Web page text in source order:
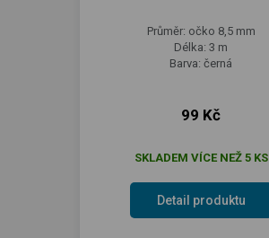
Průměr: očko 8,5 mm
Délka: 3 m
Barva: černá
99 Kč
SKLADEM VÍCE NEŽ 5 KS
Detail produktu